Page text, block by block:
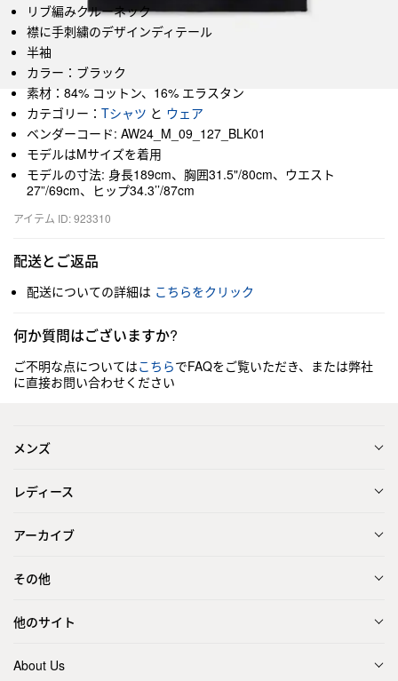
リブ編みクルーネック
襟に手刺繍のデザインディテール
半袖
カラー：ブラック
素材：84% コットン、16% エラスタン
カテゴリー： Tシャツ と ウェア
ベンダーコード: AW24_M_09_127_BLK01
モデルはMサイズを着用
モデルの寸法: 身長189cm、胸囲31.5"/80cm、ウエスト
27”/69cm、ヒップ34.3’’/87cm
アイテム ID: 923310
配送とご返品
配送についての詳細は こちらをクリック
何か質問はございますか?
ご不明な点についてはこちらでFAQをご覧いただき、または弊社
に直接お問い合わせください
メンズ
レディース
アーカイブ
その他
他のサイト
About Us